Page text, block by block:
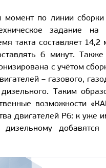
по линии сборки
задание на
такта составляет 14,2
6 минут.
с учётом
– газового,
дизельного. Таким
возможности
двигателей Р6: к уже
дизельному